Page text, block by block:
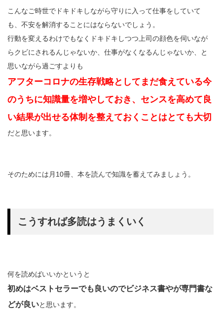
こんなご時世でドキドキしながら守りに入って仕事をしていて
も、不安を解消することにはならないでしょう。
行動を変えるわけでもなくドキドキしつつ上司の顔色を伺いなが
らクビにされるんじゃないか、仕事がなくなるんじゃないか、と
思いながら過ごすよりも
アフターコロナの生存戦略としてまだ食えている今
のうちに知識量を増やしておき、センスを高めて良
い結果が出せる体制を整えておくことはとても大切
だと思います。
そのためには月10冊、本を読んで知識を蓄えてみましょう。
こうすれば多読はうまくいく
何を読めばいいかというと
初めはベストセラーでも良いのでビジネス書やが専門書な
どが良いと思います。